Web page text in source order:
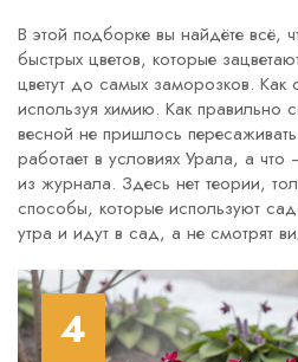
В этой подборке вы найдёте всё,
быстрых цветов, которые
цветут до самых заморозков. Как
используя химию. Как правильно
весной не пришлось
работает в условиях Урала, а
из журнала. Здесь нет теории,
способы, которые используют
утра и идут в сад, а не смотрят
4